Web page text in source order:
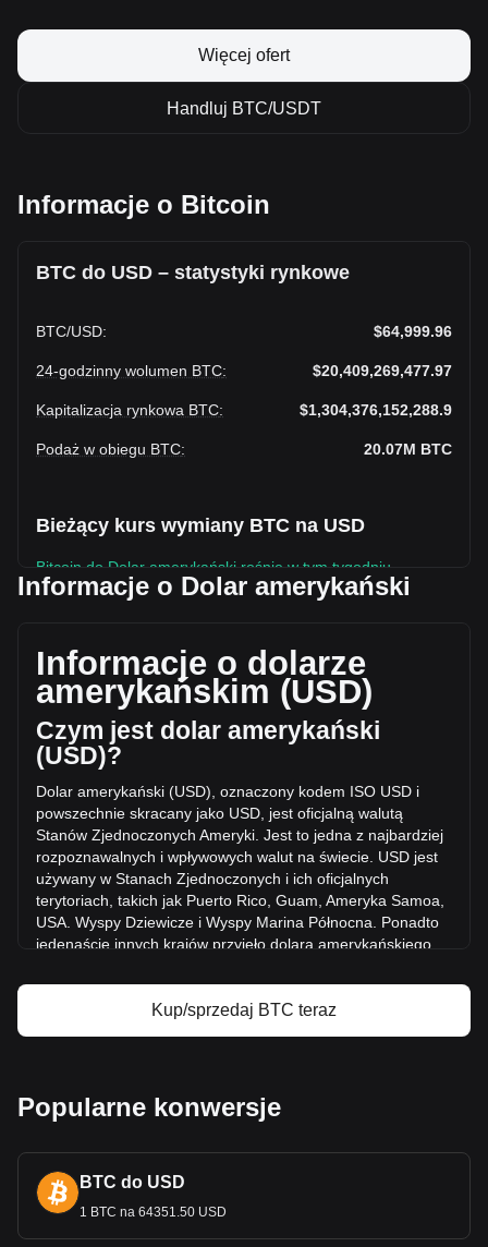
Więcej ofert
Handluj BTC/USDT
Informacje o Bitcoin
BTC do USD – statystyki rynkowe
BTC/USD: $64,999.96
24-godzinny wolumen BTC: $20,409,269,477.97
Kapitalizacja rynkowa BTC: $1,304,376,152,288.9
Podaż w obiegu BTC: 20.07M BTC
Bieżący kurs wymiany BTC na USD
Bitcoin do Dolar amerykański rośnie w tym tygodniu.
Obecna cena rynkowa Bitcoin wynosi $64,999.96 na BTC, a
USD w oparciu o podaż w obiegu 20,067,336 BTC. W ciągu
ostatnich 24 godzin wolumen obrotu Bitcoin zmienił się o
+13.54% ($2,433,837,534.31 USD). W ostatni dzień handlu,
wolumen obrotu BTC wyniósł $17,975,431,943.67.
Więcej informacji o Bitcoin na Bitget
Cena Bitcoin
Prognoza ceny Bitcoin
Czym jest Bitcoin (BTC)?
Kalkulator zysków Bitcoin
Informacje o Dolar amerykański
Informacje o dolarze
amerykańskim (USD)
Czym jest dolar amerykański
(USD)?
Dolar amerykański (USD), oznaczony kodem ISO USD i
powszechnie skracany jako USD, jest oficjalną walutą
Stanów Zjednoczonych Ameryki. Jest to jedna z najbardziej
rozpoznawalnych i wpływowych walut na świecie. USD jest
używany w Stanach Zjednoczonych i ich oficjalnych
terytoriach, takich jak Puerto Rico, Guam, Ameryka Samoa,
USA. Wyspy Dziewicze i Wyspy Marina Północna. Ponadto
jedenaście innych krajów przyjęło dolara amerykańskiego
Zimbabwe, Palau, WyspyMarshalla, Panama, Brytyjskie
Wyspy Dziewicze, Turks i Caicos, Timor Wschodni,
Zjednoczonych. Rezerwa Federalna lub "Fed" zarządza
waluty. Amerykański Departament Skarbu, za
pośrednictwem Biura Grawerowania i Druku, ma za zadanie
drukowanie papierowej waluty, podczas gdy Mennica
Stanów Zjednoczonych produkuje monety.
Kup/sprzedaj BTC teraz
Popularne konwersje
BTC do USD
1 BTC na 64351.50 USD